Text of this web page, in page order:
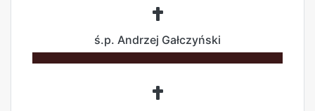
ś.p. Andrzej Gałczyński